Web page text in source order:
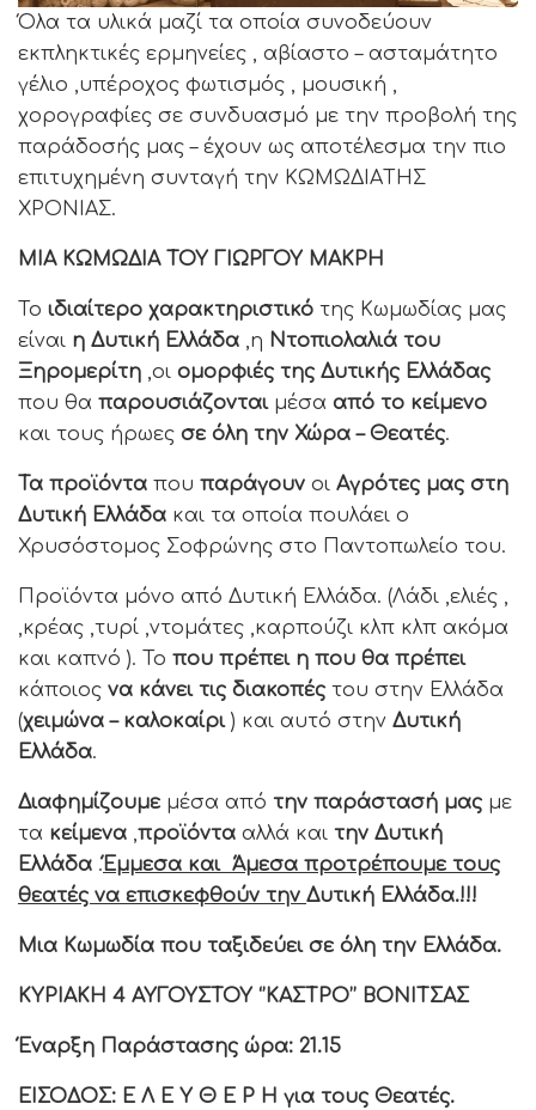
Όλα τα υλικά μαζί τα οποία συνοδεύουν
εκπληκτικές ερμηνείες , αβίαστο – ασταμάτητο
γέλιο ,υπέροχος φωτισμός , μουσική ,
χορογραφίες σε συνδυασμό με την προβολή της
παράδοσής μας – έχουν ως αποτέλεσμα την πιο
επιτυχημένη συνταγή την KΩMΩΔIAΤΗΣ
ΧΡΟΝΙΑΣ.
ΜΙΑ ΚΩΜΩΔΙΑ ΤΟΥ ΓΙΩΡΓΟΥ ΜΑΚΡΗ
Το ιδιαίτερο χαρακτηριστικό της Κωμωδίας μας
είναι η Δυτική Ελλάδα ,η Ντοπιολαλιά του
Ξηρομερίτη ,οι ομορφιές της Δυτικής Ελλάδας
που θα παρουσιάζονται μέσα από το κείμενο
και τους ήρωες σε όλη την Χώρα – Θεατές.
Τα προϊόντα που παράγουν οι Αγρότες μας στη
Δυτική Ελλάδα και τα οποία πουλάει ο
Χρυσόστομος Σοφρώνης στο Παντοπωλείο του.
Προϊόντα μόνο από Δυτική Ελλάδα. (Λάδι ,ελιές ,
,κρέας ,τυρί ,ντομάτες ,καρπούζι κλπ κλπ ακόμα
και καπνό ). Το που πρέπει η που θα πρέπει
κάποιος να κάνει τις διακοπές του στην Ελλάδα
(χειμώνα – καλοκαίρι) και αυτό στην Δυτική
Ελλάδα.
Διαφημίζουμε μέσα από την παράστασή μας με
τα κείμενα ,προϊόντα αλλά και την Δυτική
Ελλάδα .Έμμεσα και Άμεσα προτρέπουμε τους
θεατές να επισκεφθούν την Δυτική Ελλάδα.!!!
Μια Κωμωδία που ταξιδεύει σε όλη την Ελλάδα.
ΚΥΡΙΑΚΗ 4 ΑΥΓΟΥΣΤΟΥ ‘’ΚΑΣΤΡΟ’’ ΒΟΝΙΤΣΑΣ
Έναρξη Παράστασης ώρα: 21.15
ΕΙΣΟΔΟΣ: Ε Λ Ε Υ Θ Ε Ρ Η για τους Θεατές.